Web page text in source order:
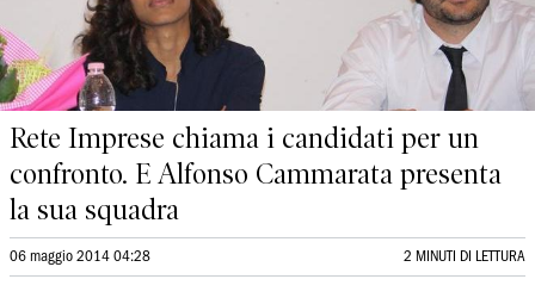
Rete Imprese chiama i candidati per un
confronto. E Alfonso Cammarata presenta
la sua squadra
06 maggio 2014 04:28 2 MINUTI DI LETTURA